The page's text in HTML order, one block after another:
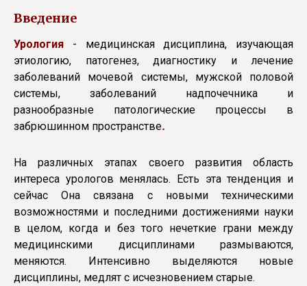
Введение
Урология - медицинская дисциплина, изучающая
этиологию, патогенез, диагнос­тику и лечение
заболеваний мочевой системы, мужской половой
системы, заболеваний надпочечника и
разнообразные патологические процессы в
забрюшинном пространстве.
На различных этапах своего развития область
интереса урологов менялась. Есть эта тенденция и
сейчас Она связана с новыми техническими
возможностями и последними достижениями науки
в целом, когда и без того нечеткие грани между
медицинскими дисциплинами размываются,
меняются. Интенсивно выделяются новые
дисциплины, медлят с исчезновением старые.